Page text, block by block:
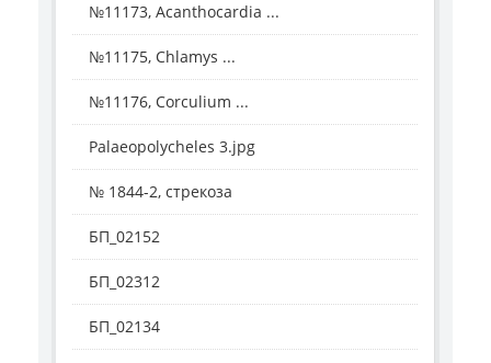
№11173, Acanthocardia ...
№11175, Chlamys ...
№11176, Corculium ...
Palaeopolycheles 3.jpg
№ 1844-2, стрекоза
БП_02152
БП_02312
БП_02134